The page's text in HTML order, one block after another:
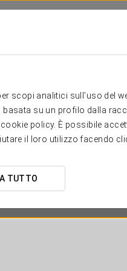
scopi analitici sull'uso del
su un profilo dalla
policy. È possibile
il loro utilizzo facendo
TUTTO